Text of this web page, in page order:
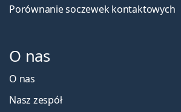
Porównanie soczewek kontaktowych
O nas
O nas
Nasz zespół